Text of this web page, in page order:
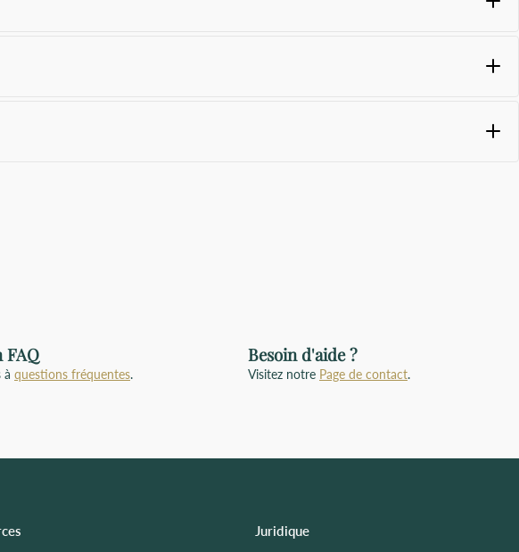
pour documents, ainsi que d'autres boucles élastiques
FAQ
à questions fréquentes.
Besoin d'aide ?
Visitez notre Page de contact.
Juridique